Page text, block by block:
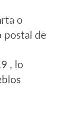
o
postal de
, lo